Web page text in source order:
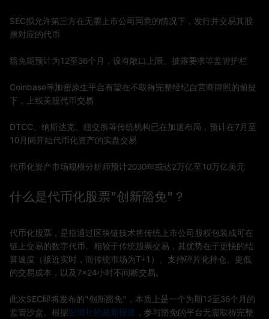
SEC拟允许第三方在无需上市公司同意的情况下，发行并交易其股
票对应的代币
豁免期预计为12至36个月，设有敞口上限、披露要求等监管护栏
Coinbase等加密原生平台有望在不取得完整经纪自营商牌照的前提
下，上线美股代币交易
DTCC、纳斯达克、纽交所等传统机构已在加速布局，预计在7月至
10月间开始代币化资产的实盘交易
代币化资产市场规模分析师预计2030年或达2万亿至10万亿美元
什么是代币化股票"创新豁免"？
代币化股票，是指通过区块链技术将传统上市公司股权包装成可在
链上交易的数字代币。相较于传统股票交易，其优势在于更快的结
算速度（接近实时，而传统市场为T+1）、支持碎片化持仓、更低
的交易成本，以及7×24小时不间断交易。
此次SEC即将发布的"创新豁免"，本质上是一个为期12至36个月的
监管沙盒。根据彭博社的最新报道 ，参与豁免的平台无需取得完整